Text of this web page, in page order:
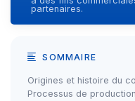
partenaires.
SOMMAIRE
Origines et histoire du
Processus de